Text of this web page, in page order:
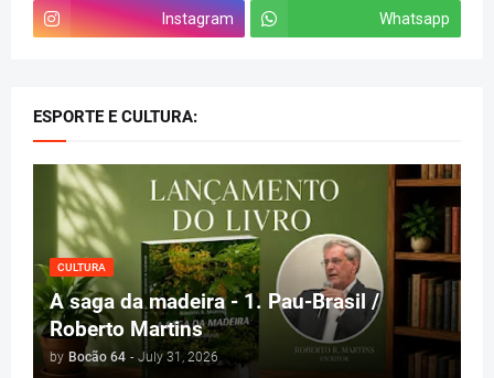
Instagram Whatsapp
ESPORTE E CULTURA:
CULTURA
A saga da madeira - 1. Pau-Brasil /
Roberto Martins
by Bocão 64 - July 31, 2026